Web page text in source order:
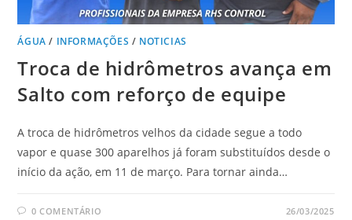
ÁGUA / INFORMAÇÕES / NOTICIAS
Troca de hidrômetros avança em
Salto com reforço de equipe
A troca de hidrômetros velhos da cidade segue a todo
vapor e quase 300 aparelhos já foram substituídos desde o
início da ação, em 11 de março. Para tornar ainda…
0 COMENTÁRIO 26/03/2025